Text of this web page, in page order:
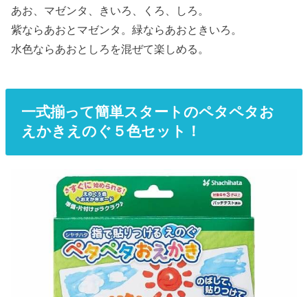
あお、マゼンタ、きいろ、くろ、しろ。
紫ならあおとマゼンタ。緑ならあおときいろ。
水色ならあおとしろを混ぜて楽しめる。
一式揃って簡単スタートのペタペタお
えかきえのぐ５色セット！